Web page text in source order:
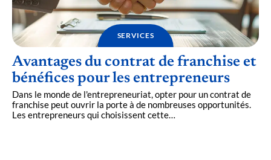
SERVICES
Avantages du contrat de franchise et
bénéfices pour les entrepreneurs
Dans le monde de l'entrepreneuriat, opter pour un contrat de
franchise peut ouvrir la porte à de nombreuses opportunités.
Les entrepreneurs qui choisissent cette…